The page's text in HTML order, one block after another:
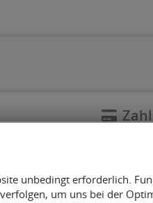
unbedingt erforderlich.
um uns bei der